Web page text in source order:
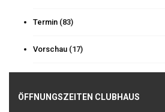
Termin (83)
Vorschau (17)
ÖFFNUNGSZEITEN CLUBHAUS